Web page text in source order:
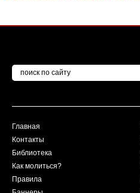
Главная
Контакты
Библиотека
Как молиться?
Правила